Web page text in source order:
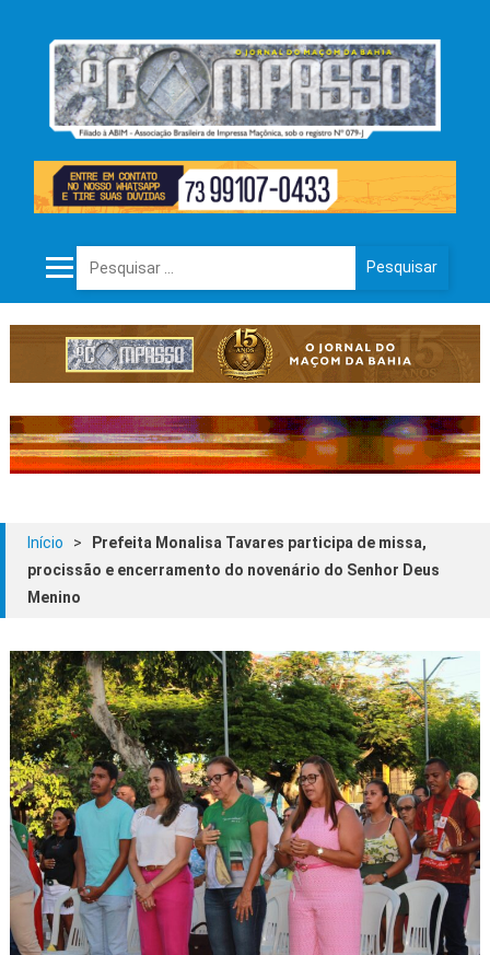
Pesquisar por:
Início >
Prefeita Monalisa Tavares participa de missa,
procissão e encerramento do novenário do Senhor Deus
Menino